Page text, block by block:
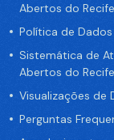
Abertos do Recife
Política de
Sistemática de
Abertos do Recife
Visualizações de
Perguntas